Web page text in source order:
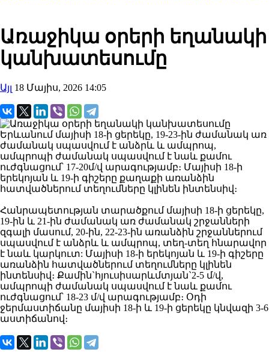
Առաջիկա օրերի եղանակի
կանխատեսումը
Այլ 18 Մայիս, 2026 14:05
Երևանում մայիսի 18-ի ցերեկը, 19-23-ին ժամանակ առ
ժամանակ սպասվում է անձրև և ամպրոպ,
ամպրոպի ժամանակ սպասվում է նաև քամու
ուժգնացում՝ 17-20մ/վ արագությամբ։ Մայիսի 18-ի
երեկոյան և 19-ի գիշերը քաղաքի առանձին
հատվածներում տեղումները կլինեն ինտենսիվ։
Հանրապետության տարածքում մայիսի 18-ի ցերեկը,
19-ին և 21-ին ժամանակ առ ժամանակ շրջանների
զգալի մասում, 20-ին, 22-23-ին առանձին շրջաններում
սպասվում է անձրև և ամպրոպ, տեղ-տեղ հնարավոր
է նաև կարկուտ: Մայիսի 18-ի երեկոյան և 19-ի գիշերը
առանձին հատվածներում տեղումները կլինեն
ինտենսիվ։ Քամին`հյուսիսարևմտյան`2-5 մ/վ,
ամպրոպի ժամանակ սպասվում է նաև քամու
ուժգնացում՝ 18-23 մ/վ արագությամբ։ Օդի
ջերմաստիճանը մայիսի 18-ի և 19-ի ցերեկը կնվազի 3-6
աստիճանով։